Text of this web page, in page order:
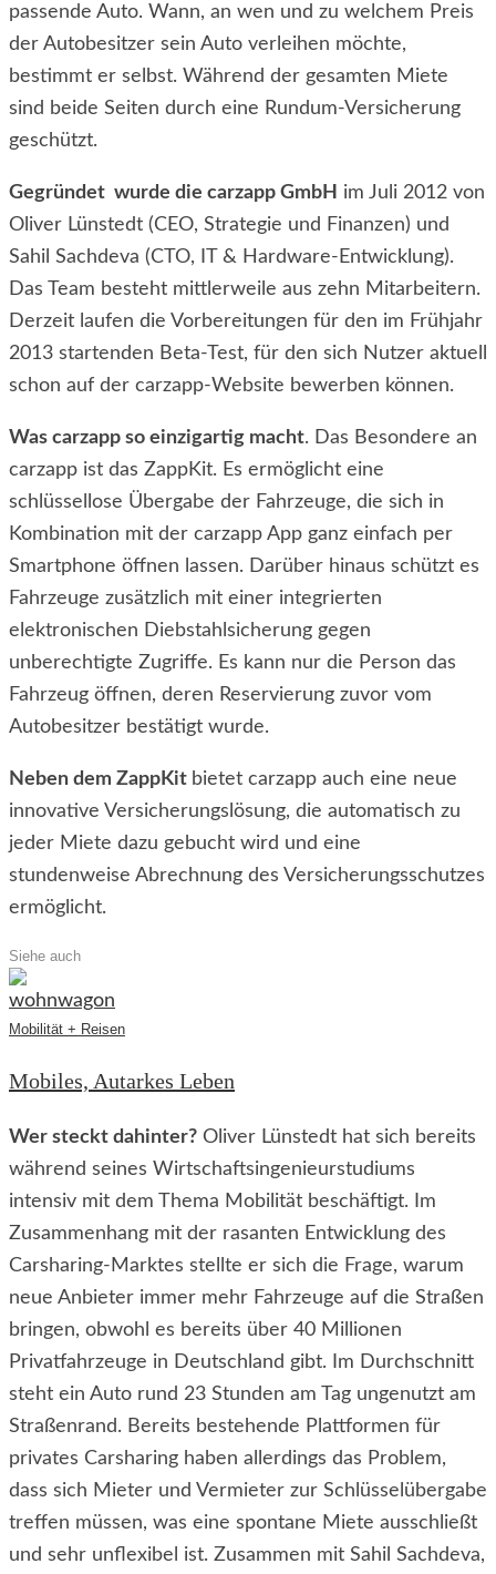
passende Auto. Wann, an wen und zu welchem Preis
der Autobesitzer sein Auto verleihen möchte,
bestimmt er selbst. Während der gesamten Miete
sind beide Seiten durch eine Rundum-Versicherung
geschützt.
Gegründet wurde die carzapp GmbH im Juli 2012 von
Oliver Lünstedt (CEO, Strategie und Finanzen) und
Sahil Sachdeva (CTO, IT & Hardware-Entwicklung).
Das Team besteht mittlerweile aus zehn Mitarbeitern.
Derzeit laufen die Vorbereitungen für den im Frühjahr
2013 startenden Beta-Test, für den sich Nutzer aktuell
schon auf der carzapp-Website bewerben können.
Was carzapp so einzigartig macht. Das Besondere an
carzapp ist das ZappKit. Es ermöglicht eine
schlüssellose Übergabe der Fahrzeuge, die sich in
Kombination mit der carzapp App ganz einfach per
Smartphone öffnen lassen. Darüber hinaus schützt es
Fahrzeuge zusätzlich mit einer integrierten
elektronischen Diebstahlsicherung gegen
unberechtigte Zugriffe. Es kann nur die Person das
Fahrzeug öffnen, deren Reservierung zuvor vom
Autobesitzer bestätigt wurde.
Neben dem ZappKit bietet carzapp auch eine neue
innovative Versicherungslösung, die automatisch zu
jeder Miete dazu gebucht wird und eine
stundenweise Abrechnung des Versicherungsschutzes
ermöglicht.
Siehe auch
Mobilität + Reisen
Mobiles, Autarkes Leben
Wer steckt dahinter? Oliver Lünstedt hat sich bereits
während seines Wirtschaftsingenieurstudiums
intensiv mit dem Thema Mobilität beschäftigt. Im
Zusammenhang mit der rasanten Entwicklung des
Carsharing-Marktes stellte er sich die Frage, warum
neue Anbieter immer mehr Fahrzeuge auf die Straßen
bringen, obwohl es bereits über 40 Millionen
Privatfahrzeuge in Deutschland gibt. Im Durchschnitt
steht ein Auto rund 23 Stunden am Tag ungenutzt am
Straßenrand. Bereits bestehende Plattformen für
privates Carsharing haben allerdings das Problem,
dass sich Mieter und Vermieter zur Schlüsselübergabe
treffen müssen, was eine spontane Miete ausschließt
und sehr unflexibel ist. Zusammen mit Sahil Sachdeva,